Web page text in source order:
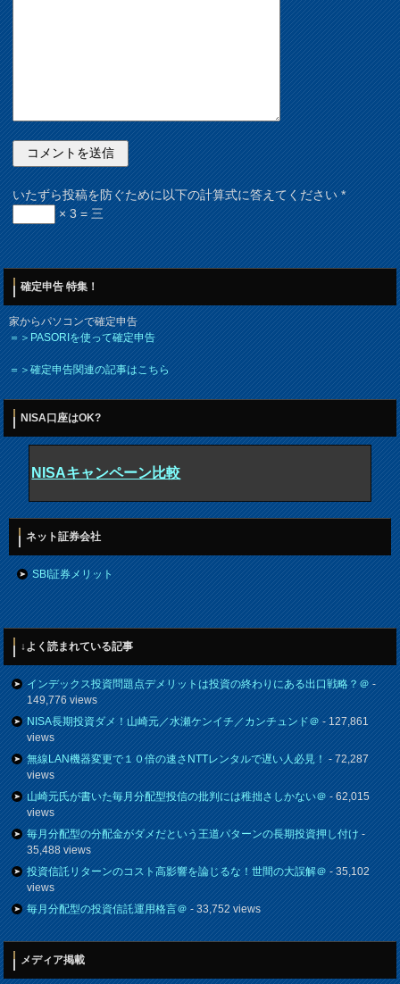
いたずら投稿を防ぐために以下の計算式に答えてください*
× 3 = 三
確定申告 特集！
家からパソコンで確定申告
＝＞PASORIを使って確定申告
＝＞確定申告関連の記事はこちら
NISA口座はOK?
NISAキャンペーン比較
ネット証券会社
SBI証券メリット
↓よく読まれている記事
インデックス投資問題点デメリットは投資の終わりにある出口戦略？＠-
149,776 views
NISA長期投資ダメ！山崎元／水瀬ケンイチ／カンチュンド＠- 127,861
views
無線LAN機器変更で１０倍の速さNTTレンタルで遅い人必見！- 72,287
views
山崎元氏が書いた毎月分配型投信の批判には稚拙さしかない＠- 62,015
views
毎月分配型の分配金がダメだという王道パターンの長期投資押し付け-
35,488 views
投資信託リターンのコスト高影響を論じるな！世間の大誤解＠- 35,102
views
毎月分配型の投資信託運用格言＠- 33,752 views
メディア掲載